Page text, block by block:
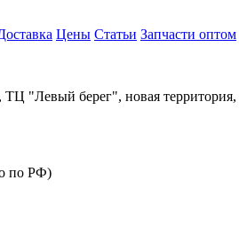
Цены Статьи Запчасти оптом
"Левый берег", новая территория,
по РФ)